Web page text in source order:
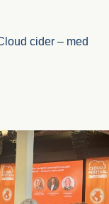
cider – med